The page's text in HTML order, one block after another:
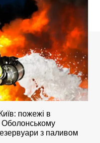
пожежі в
Оболонському
з паливом